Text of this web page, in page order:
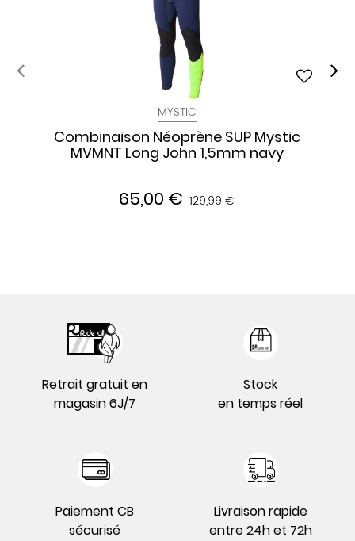
MYSTIC
Combinaison Néoprène SUP Mystic
MVMNT Long John 1,5mm navy
65,00 € 129,99 €
Retrait gratuit en
magasin 6J/7
Stock
en temps réel
Paiement CB
sécurisé
Livraison rapide
entre 24h et 72h